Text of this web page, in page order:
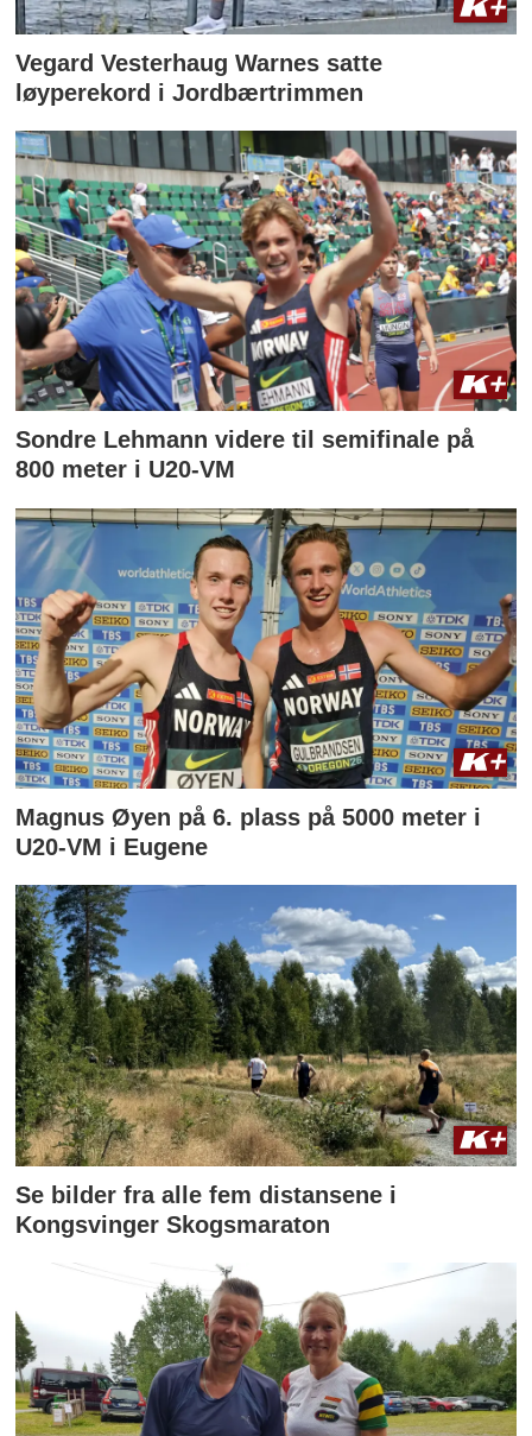
Vegard Vesterhaug Warnes satte
løyperekord i Jordbærtrimmen
Sondre Lehmann videre til semifinale på
800 meter i U20-VM
Magnus Øyen på 6. plass på 5000 meter i
U20-VM i Eugene
Se bilder fra alle fem distansene i
Kongsvinger Skogsmaraton